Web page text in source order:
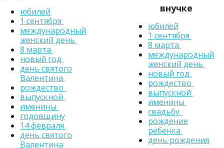
юбилей
1 сентября
международный
женский день
8 марта
новый год
день святого
Валентина
рождество
выпускной
именины
годовщину
14 февраля
день святого
Валентина
внучке
юбилей
1 сентября
8 марта
международный
женский день
новый год
рождество
выпускной
именины
свадьбу
рождение
ребенка
день рождения